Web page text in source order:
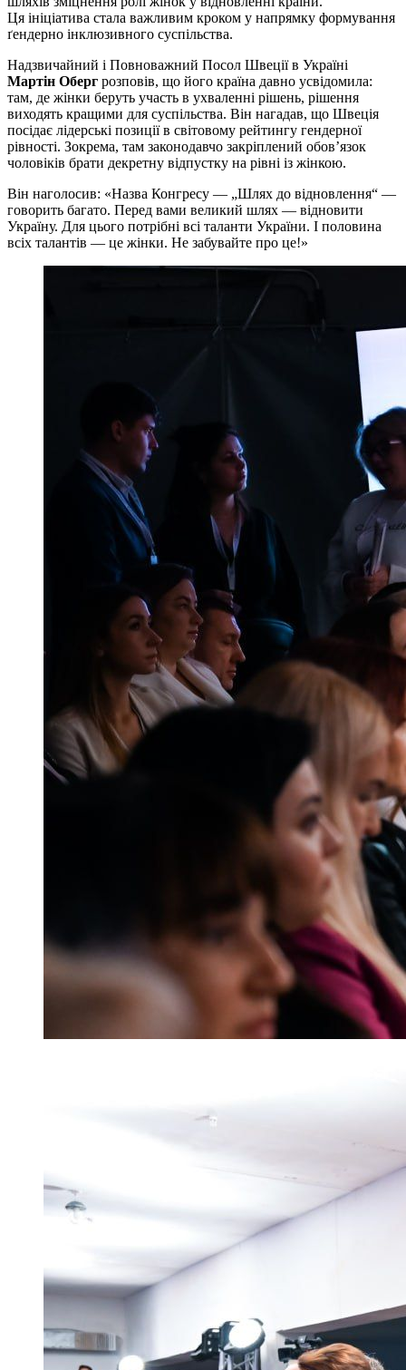
Ця ініціатива стала важливим кроком у напрямку формування
ґендерно інклюзивного суспільства.
Надзвичайний і Повноважний Посол Швеції в Україні
Мартін Оберг розповів, що його країна давно усвідомила:
там, де жінки беруть участь в ухваленні рішень, рішення
виходять кращими для суспільства. Він нагадав, що Швеція
посідає лідерські позиції в світовому рейтингу гендерної
рівності. Зокрема, там законодавчо закріплений обов’язок
чоловіків брати декретну відпустку на рівні із жінкою.
Він наголосив: «Назва Конгресу — „Шлях до відновлення“ —
говорить багато. Перед вами великий шлях — відновити
Україну. Для цього потрібні всі таланти України. І половина
всіх талантів — це жінки. Не забувайте про це!»